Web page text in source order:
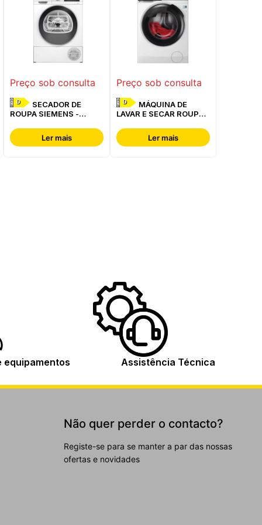
Preço sob consulta
D
ROUPA SIEMENS -
Ler mais
Preço sob consulta
D
LAVAR E SECAR ROUPA
Ler mais
equipamentos Assistência Técnica
Não quer perder o contacto?
Registe-se para se manter a par das nossas
ofertas e novidades